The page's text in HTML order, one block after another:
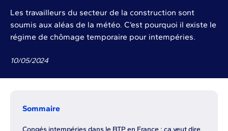
Les travailleurs du secteur de la construction sont
soumis aux aléas de la météo. C’est pourquoi il existe le
régime de chômage temporaire pour intempéries.
10/05/2024
Sommaire
Congés intempéries dans le BTP en France : ça veut dire